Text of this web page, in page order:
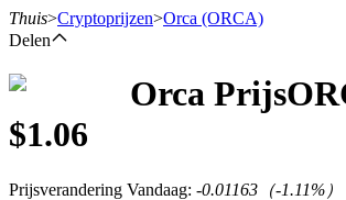
Termijncontracten
Thuis>Cryptoprijzen>Orca (ORCA)
Delen
Orca Prijs
$1.06
Prijsverandering Vandaag: -0.01163 （-1.11%）